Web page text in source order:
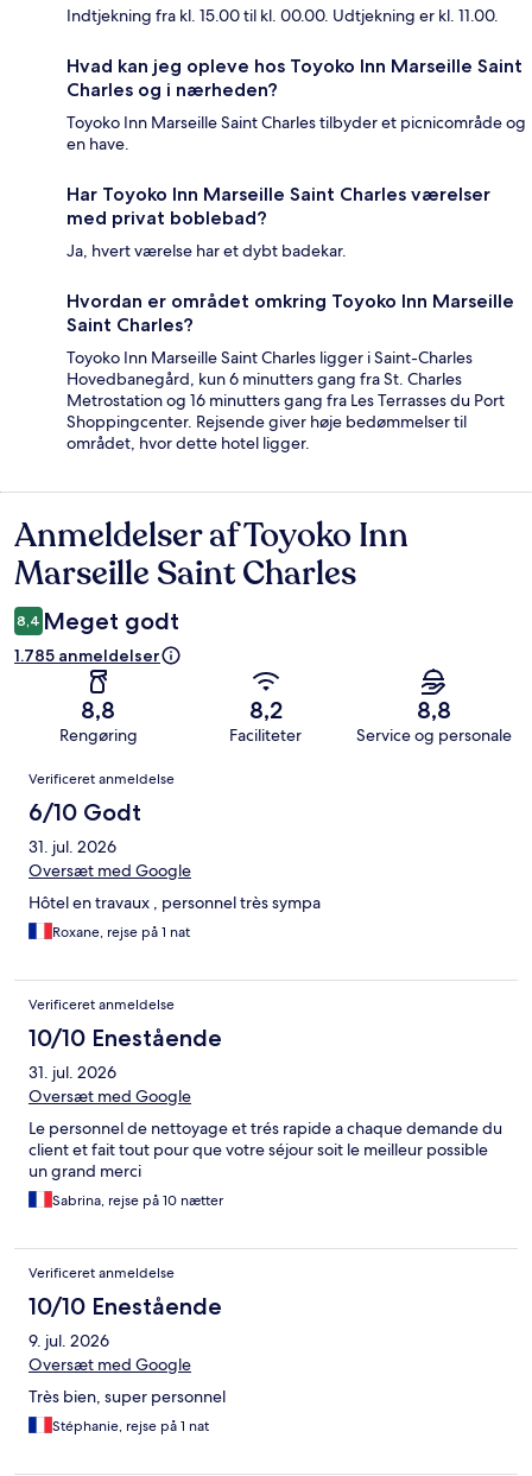
Indtjekning fra kl. 15.00 til kl. 00.00. Udtjekning er kl. 11.00.
Hvad kan jeg opleve hos Toyoko Inn Marseille Saint
Charles og i nærheden?
Toyoko Inn Marseille Saint Charles tilbyder et picnicområde og
en have.
Har Toyoko Inn Marseille Saint Charles værelser
med privat boblebad?
Ja, hvert værelse har et dybt badekar.
Hvordan er området omkring Toyoko Inn Marseille
Saint Charles?
Toyoko Inn Marseille Saint Charles ligger i Saint-Charles
Hovedbanegård, kun 6 minutters gang fra St. Charles
Metrostation og 16 minutters gang fra Les Terrasses du Port
Shoppingcenter. Rejsende giver høje bedømmelser til
området, hvor dette hotel ligger.
Anmeldelser
Anmeldelser af Toyoko Inn
Marseille Saint Charles
8,4 Meget godt
1.785 anmeldelser
8,8
Rengøring
8,2
Faciliteter
8,8
Service og personale
Anmeldelser
Verificeret anmeldelse
6/10 Godt
31. jul. 2026
Oversæt med Google
Hôtel en travaux , personnel très sympa
Roxane, rejse på 1 nat
Verificeret anmeldelse
10/10 Enestående
31. jul. 2026
Oversæt med Google
Le personnel de nettoyage et trés rapide a chaque demande du
client et fait tout pour que votre séjour soit le meilleur possible
un grand merci
Sabrina, rejse på 10 nætter
Verificeret anmeldelse
10/10 Enestående
9. jul. 2026
Oversæt med Google
Très bien, super personnel
Stéphanie, rejse på 1 nat